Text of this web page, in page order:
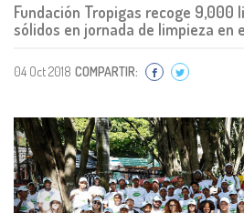
Fundación Tropigas recoge 9,000
sólidos en jornada de limpieza en
04 Oct 2018 COMPARTIR:
Previous